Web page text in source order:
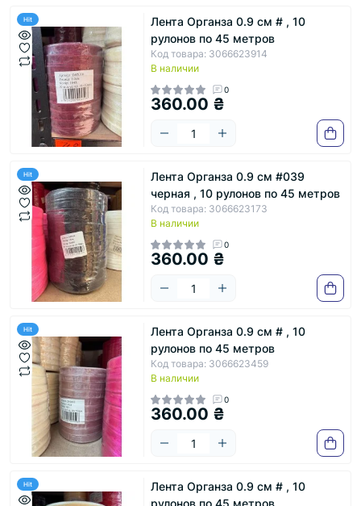
Hit
Лента Органза 0.9 см # , 10
рулонов по 45 метров
Код товара: 3066623914
В наличии
0
360.00 ₴
Hit
Лента Органза 0.9 см #039
черная , 10 рулонов по 45 метров
Код товара: 3066623173
В наличии
0
360.00 ₴
Hit
Лента Органза 0.9 см # , 10
рулонов по 45 метров
Код товара: 3066623459
В наличии
0
360.00 ₴
Hit
Лента Органза 0.9 см # , 10
рулонов по 45 метров